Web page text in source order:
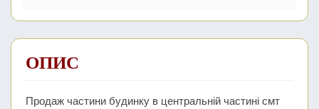
ОПИС
Продаж частини будинку в центральній частині смт